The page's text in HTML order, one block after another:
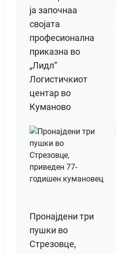
ја започнаа
својата
професионална
приказна во
„Лидл“
Логистичкиот
центар во
Куманово
Пронајдени три
пушки во
Стрезовце,